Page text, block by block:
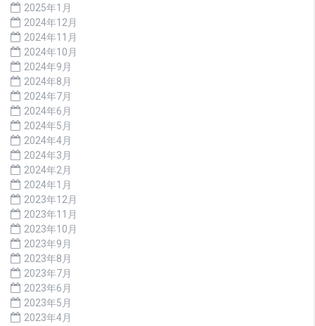
2025年1月
2024年12月
2024年11月
2024年10月
2024年9月
2024年8月
2024年7月
2024年6月
2024年5月
2024年4月
2024年3月
2024年2月
2024年1月
2023年12月
2023年11月
2023年10月
2023年9月
2023年8月
2023年7月
2023年6月
2023年5月
2023年4月